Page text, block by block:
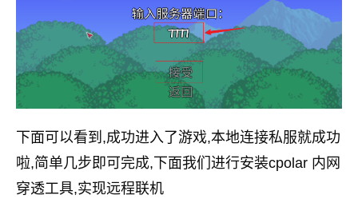
下面可以看到,成功进入了游戏,本地连接私服就成功
啦,简单几步即可完成,下面我们进行安装cpolar 内网
穿透工具,实现远程联机